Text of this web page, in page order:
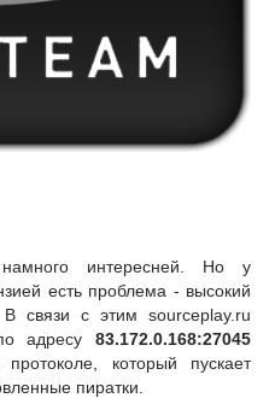
интересней. Но у
есть проблема - высокий
связи с этим sourceplay.ru
адресу 83.172.0.168:27045
который пускает
пиратки.